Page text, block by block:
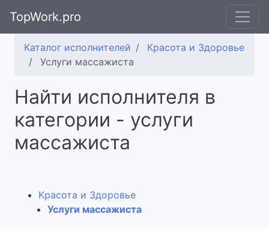
TopWork.pro
Каталог исполнителей
Красота и Здоровье
Услуги массажиста
Найти исполнителя в
категории - услуги
массажиста
Красота и Здоровье
Услуги массажиста